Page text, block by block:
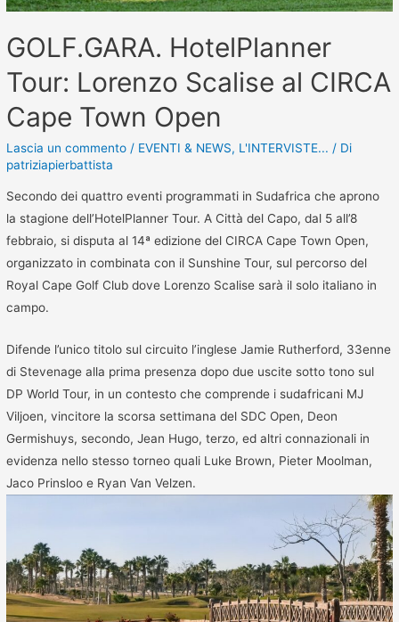
GOLF.GARA. HotelPlanner
Tour: Lorenzo Scalise al CIRCA
Cape Town Open
Lascia un commento / EVENTI & NEWS, L'INTERVISTE... / Di
patriziapierbattista
Secondo dei quattro eventi programmati in Sudafrica che aprono
la stagione dell’HotelPlanner Tour. A Città del Capo, dal 5 all’8
febbraio, si disputa al 14ª edizione del CIRCA Cape Town Open,
organizzato in combinata con il Sunshine Tour, sul percorso del
Royal Cape Golf Club dove Lorenzo Scalise sarà il solo italiano in
campo.
Difende l’unico titolo sul circuito l’inglese Jamie Rutherford, 33enne
di Stevenage alla prima presenza dopo due uscite sotto tono sul
DP World Tour, in un contesto che comprende i sudafricani MJ
Viljoen, vincitore la scorsa settimana del SDC Open, Deon
Germishuys, secondo, Jean Hugo, terzo, ed altri connazionali in
evidenza nello stesso torneo quali Luke Brown, Pieter Moolman,
Jaco Prinsloo e Ryan Van Velzen.